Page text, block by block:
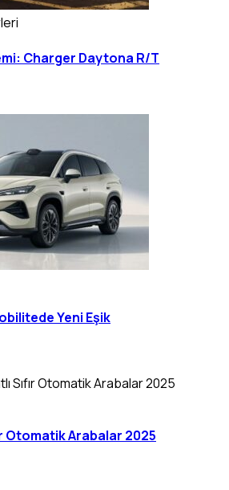
Charger Daytona R/T
Yeni Eşik
Otomatik Arabalar 2025